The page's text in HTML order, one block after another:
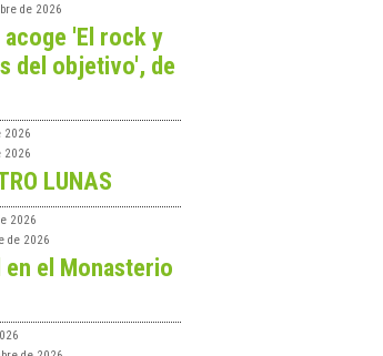
de 2026
acoge 'El rock y
del objetivo', de
2026
2026
LUNAS
2026
de 2026
el Monasterio